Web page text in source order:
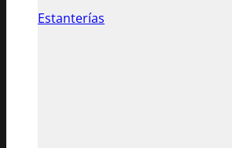
Estanterías